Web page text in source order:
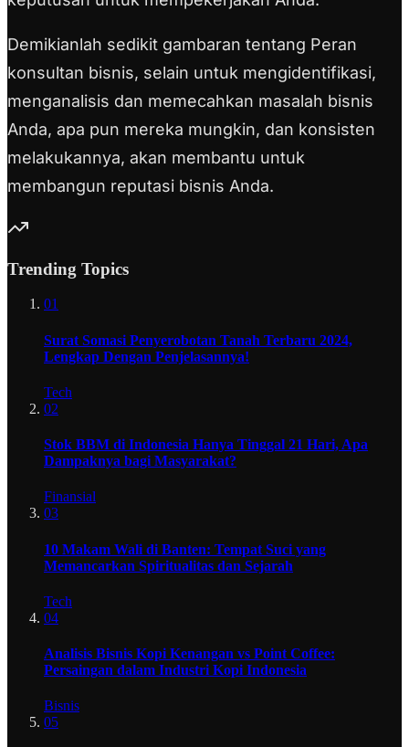
Demikianlah sedikit gambaran tentang Peran
konsultan bisnis, selain untuk mengidentifikasi,
menganalisis dan memecahkan masalah bisnis
Anda, apa pun mereka mungkin, dan konsisten
melakukannya, akan membantu untuk
membangun reputasi bisnis Anda.
Trending Topics
01
Surat Somasi Penyerobotan Tanah Terbaru 2024,
Lengkap Dengan Penjelasannya!
Tech
02
Stok BBM di Indonesia Hanya Tinggal 21 Hari, Apa
Dampaknya bagi Masyarakat?
Finansial
03
10 Makam Wali di Banten: Tempat Suci yang
Memancarkan Spiritualitas dan Sejarah
Tech
04
Analisis Bisnis Kopi Kenangan vs Point Coffee:
Persaingan dalam Industri Kopi Indonesia
Bisnis
05